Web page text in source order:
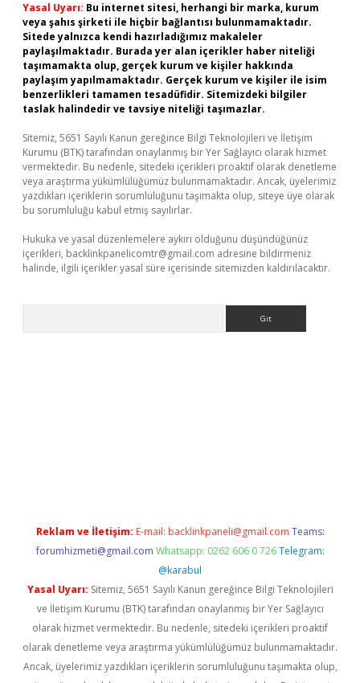
Yasal Uyarı: Bu internet sitesi, herhangi bir marka, kurum
veya şahıs şirketi ile hiçbir bağlantısı bulunmamaktadır.
Sitede yalnızca kendi hazırladığımız makaleler
paylaşılmaktadır. Burada yer alan içerikler haber niteliği
taşımamakta olup, gerçek kurum ve kişiler hakkında
paylaşım yapılmamaktadır. Gerçek kurum ve kişiler ile isim
benzerlikleri tamamen tesadüfidir. Sitemizdeki bilgiler
taslak halindedir ve tavsiye niteliği taşımazlar.
Sitemiz, 5651 Sayılı Kanun gereğince Bilgi Teknolojileri ve İletişim
Kurumu (BTK) tarafından onaylanmış bir Yer Sağlayıcı olarak hizmet
vermektedir. Bu nedenle, sitedeki içerikleri proaktif olarak denetleme
veya araştırma yükümlülüğümüz bulunmamaktadır. Ancak, üyelerimiz
yazdıkları içeriklerin sorumluluğunu taşımakta olup, siteye üye olarak
bu sorumluluğu kabul etmiş sayılırlar.
Hukuka ve yasal düzenlemelere aykırı olduğunu düşündüğünüz
içerikleri, backlinkpanelicomtr@gmail.com adresine bildirmeniz
halinde, ilgili içerikler yasal süre içerisinde sitemizden kaldırılacaktır.
Reklam ve İletişim: E-mail: backlinkpaneli@gmail.com Teams:
forumhizmeti@gmail.com Whatsapp: 0262 606 0 726 Telegram:
@karabul
Yasal Uyarı: Sitemiz, 5651 Sayılı Kanun gereğince Bilgi Teknolojileri
ve İletişim Kurumu (BTK) tarafından onaylanmış bir Yer Sağlayıcı
olarak hizmet vermektedir. Bu nedenle, sitedeki içerikleri proaktif
olarak denetleme veya araştırma yükümlülüğümüz bulunmamaktadır.
Ancak, üyelerimiz yazdıkları içeriklerin sorumluluğunu taşımakta olup,